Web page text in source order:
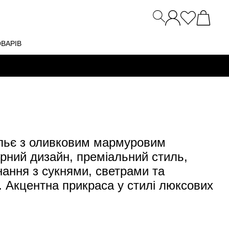
з оливковим мармуровим
дизайн, преміальний стиль,
з сукнями, светрами та
прикраса у стилі люксових